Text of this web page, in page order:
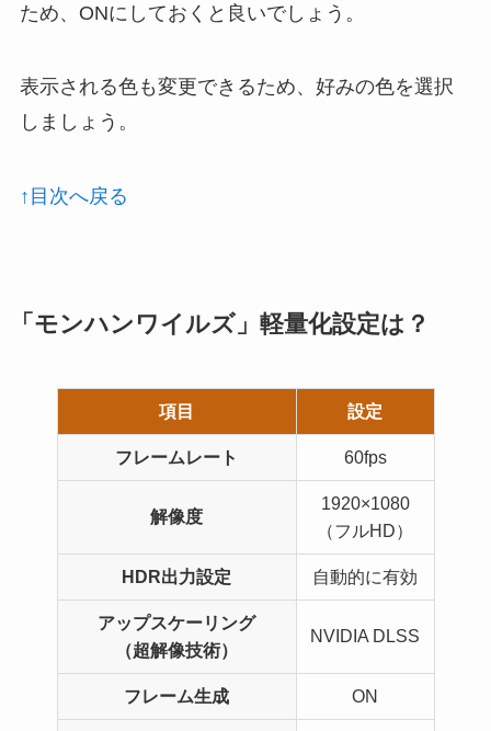
ため、ONにしておくと良いでしょう。
表示される色も変更できるため、好みの色を選択
しましょう。
↑目次へ戻る
「モンハンワイルズ」軽量化設定は？
項目 設定
フレームレート 60fps
解像度
1920×1080
（フルHD）
HDR出力設定 自動的に有効
アップスケーリング
（超解像技術）
NVIDIA DLSS
フレーム生成 ON